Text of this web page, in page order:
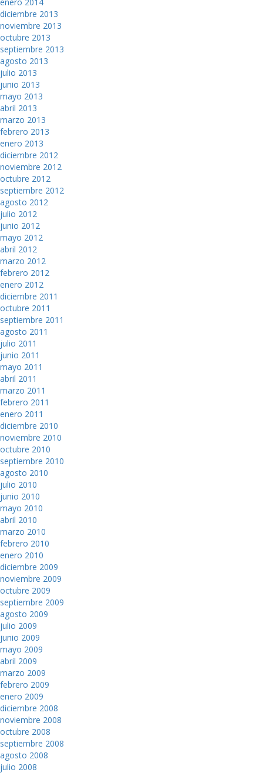
diciembre 2013
noviembre 2013
octubre 2013
septiembre 2013
agosto 2013
julio 2013
junio 2013
mayo 2013
abril 2013
marzo 2013
febrero 2013
enero 2013
diciembre 2012
noviembre 2012
octubre 2012
septiembre 2012
agosto 2012
julio 2012
junio 2012
mayo 2012
abril 2012
marzo 2012
febrero 2012
enero 2012
diciembre 2011
octubre 2011
septiembre 2011
agosto 2011
julio 2011
junio 2011
mayo 2011
abril 2011
marzo 2011
febrero 2011
enero 2011
diciembre 2010
noviembre 2010
octubre 2010
septiembre 2010
agosto 2010
julio 2010
junio 2010
mayo 2010
abril 2010
marzo 2010
febrero 2010
enero 2010
diciembre 2009
noviembre 2009
octubre 2009
septiembre 2009
agosto 2009
julio 2009
junio 2009
mayo 2009
abril 2009
marzo 2009
febrero 2009
enero 2009
diciembre 2008
noviembre 2008
octubre 2008
septiembre 2008
agosto 2008
julio 2008